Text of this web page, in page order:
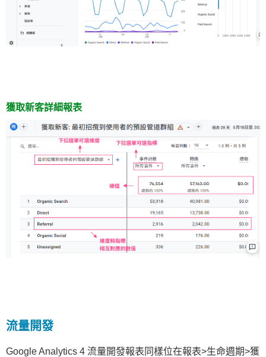
獲取新客詳細報表
流量開發
Google Analytics 4 流量開發報表同樣位在報表>生命週期>獲